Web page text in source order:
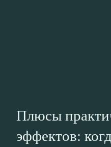
Плюсы
эффектов: